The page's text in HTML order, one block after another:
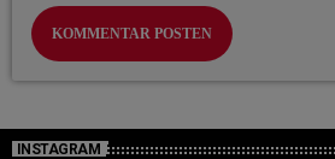
INSTAGRAM